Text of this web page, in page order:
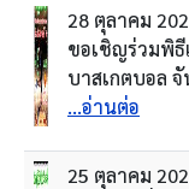
28 ตุลาคม
ขอเชิญร่วมพิ
บาสเกตบอล
...อ่านต่อ
25 ตุลาคม